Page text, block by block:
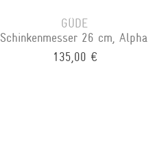
GÜDE
Schinkenmesser 26 cm, Alpha
135,00 €